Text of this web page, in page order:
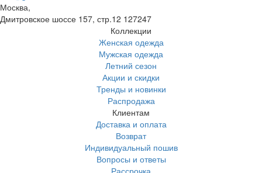
Москва,
Дмитровское шоссе 157, стр.12 127247
Коллекции
Женская одежда
Мужская одежда
Летний сезон
Акции и скидки
Тренды и новинки
Распродажа
Клиентам
Доставка и оплата
Возврат
Индивидуальный пошив
Вопросы и ответы